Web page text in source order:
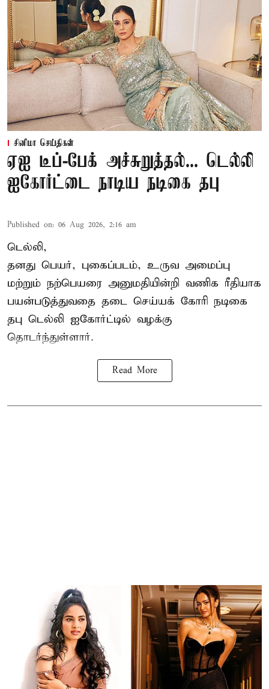
சினிமா செய்திகள்
ஏஐ டீப்-பேக் அச்சுறுத்தல்... டெல்லி
ஐகோர்ட்டை நாடிய நடிகை தபு
Published on: 06 Aug 2026, 2:16 am
டெல்லி,
தனது பெயர், புகைப்படம், உருவ அமைப்பு
மற்றும் நற்பெயரை அனுமதியின்றி வணிக ரீதியாக
பயன்படுத்துவதை தடை செய்யக் கோரி நடிகை
தபு டெல்லி ஐகோர்ட்டில் வழக்கு
தொடர்ந்துள்ளார்.
Read More